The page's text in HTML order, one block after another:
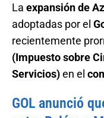
La expansión de
adoptadas por el
recientemente
(Impuesto sobre
Servicios)en el
GOL anunció